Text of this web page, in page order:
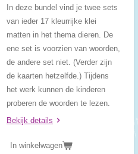
In deze bundel vind je twee sets
van ieder 17 kleurrijke klei
matten in het thema dieren. De
ene set is voorzien van woorden,
de andere set niet. (Verder zijn
de kaarten hetzelfde.) Tijdens
het werk kunnen de kinderen
proberen de woorden te lezen.
Bekijk details
In winkelwagen